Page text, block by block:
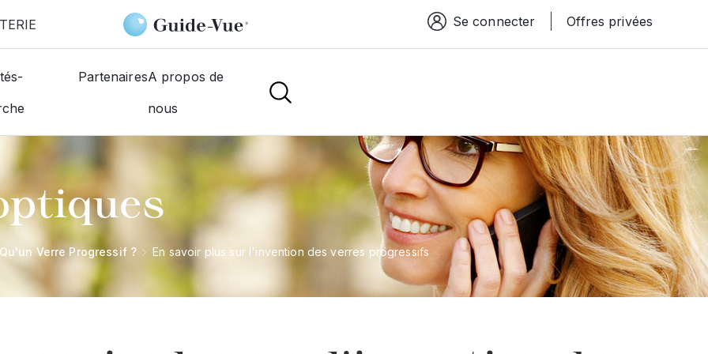
Espace connexion
Se connecter Offres privées
PartenairesA propos de
nous
Verre Progressif ? En savoir plus sur l'invention des verres progressifs